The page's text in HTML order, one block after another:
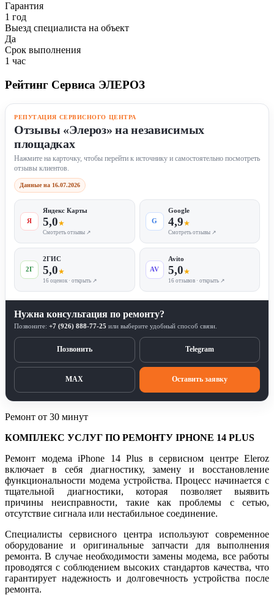
Гарантия
1 год
Выезд специалиста на объект
Да
Срок выполнения
1 час
Рейтинг Сервиса ЭЛЕРОЗ
РЕПУТАЦИЯ СЕРВИСНОГО ЦЕНТРА
Отзывы «Элероз» на независимых
площадках
Нажмите на карточку, чтобы перейти к источнику и самостоятельно посмотреть
отзывы клиентов.
Данные на 16.07.2026
Я
Яндекс Карты
5,0★
Смотреть отзывы ↗
G
Google
4,9★
Смотреть отзывы ↗
2Г
2ГИС
5,0★
16 оценок · открыть ↗
AV
Avito
5,0★
16 отзывов · открыть ↗
Нужна консультация по ремонту?
Позвоните: +7 (926) 888-77-25 или выберите удобный способ связи.
Позвонить Telegram
MAX Оставить заявку
Ремонт от 30 минут
КОМПЛЕКС УСЛУГ ПО РЕМОНТУ IPHONE 14 PLUS
Ремонт модема iPhone 14 Plus в сервисном центре Eleroz
включает в себя диагностику, замену и восстановление
функциональности модема устройства. Процесс начинается с
тщательной диагностики, которая позволяет выявить
причины неисправности, такие как проблемы с сетью,
отсутствие сигнала или нестабильное соединение.
Специалисты сервисного центра используют современное
оборудование и оригинальные запчасти для выполнения
ремонта. В случае необходимости замены модема, все работы
проводятся с соблюдением высоких стандартов качества, что
гарантирует надежность и долговечность устройства после
ремонта.